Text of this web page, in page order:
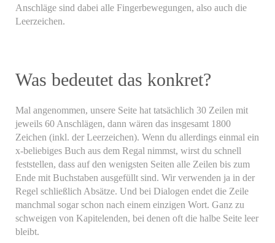
Anschläge sind dabei alle Fingerbewegungen, also auch die
Leerzeichen.
Was bedeutet das konkret?
Mal angenommen, unsere Seite hat tatsächlich 30 Zeilen mit
jeweils 60 Anschlägen, dann wären das insgesamt 1800
Zeichen (inkl. der Leerzeichen). Wenn du allerdings einmal ein
x-beliebiges Buch aus dem Regal nimmst, wirst du schnell
feststellen, dass auf den wenigsten Seiten alle Zeilen bis zum
Ende mit Buchstaben ausgefüllt sind. Wir verwenden ja in der
Regel schließlich Absätze. Und bei Dialogen endet die Zeile
manchmal sogar schon nach einem einzigen Wort. Ganz zu
schweigen von Kapitelenden, bei denen oft die halbe Seite leer
bleibt.